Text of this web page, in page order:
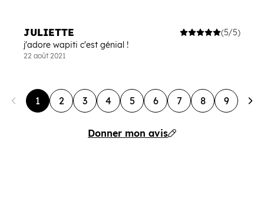
JULIETTE
(5/5)
j'adore wapiti c'est génial !
22 août 2021
1 2 3 4 5 6 7 8 9
Donner mon avis